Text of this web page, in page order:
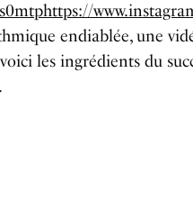
https://
endiablée, une
les ingrédients du